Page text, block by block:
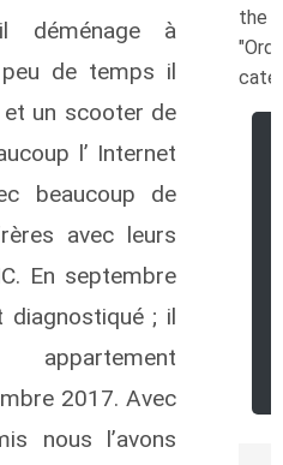
à
peu de temps il
un scooter de
l’ Internet
beaucoup de
avec leurs
En septembre
diagnostiqué ; il
2017. Avec
nous l’avons
the